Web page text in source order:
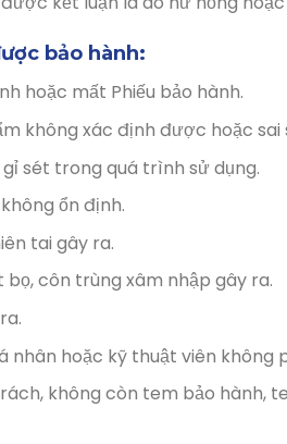
bảo hành:
hoặc mất Phiếu bảo hành.
không xác định được hoặc sai
sét trong quá trình sử dụng.
ổn định.
tai gây ra.
côn trùng xâm nhập gây ra.
hoặc kỹ thuật viên không
không còn tem bảo